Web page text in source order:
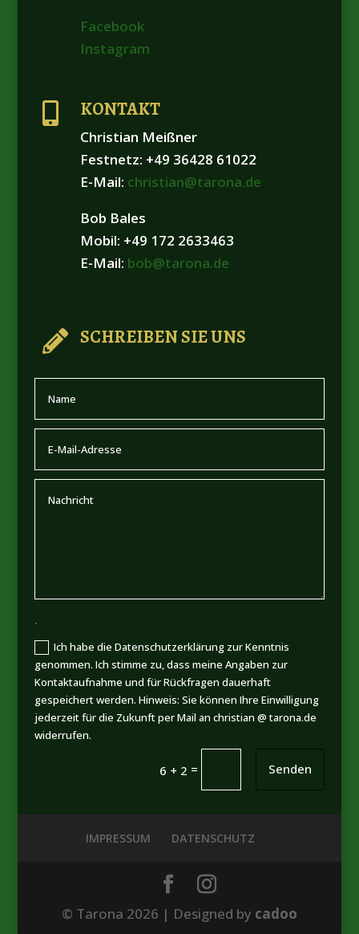
Facebook
Instagram
 KONTAKT
Christian Meißner
Festnetz: +49 36428 61022
E-Mail: christian@tarona.de
Bob Bales
Mobil: +49 172 2633463
E-Mail: bob@tarona.de
 SCHREIBEN SIE UNS
.
Ich habe die Datenschutzerklärung zur Kenntnis
genommen. Ich stimme zu, dass meine Angaben zur
Kontaktaufnahme und für Rückfragen dauerhaft
gespeichert werden. Hinweis: Sie können Ihre Einwilligung
jederzeit für die Zukunft per Mail an christian @ tarona.de
widerrufen.
6 + 2 = Senden
IMPRESSUM DATENSCHUTZ
© Tarona 2026 | Designed by cadoo